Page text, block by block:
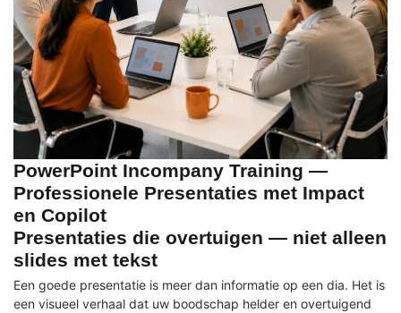
PowerPoint Incompany Training —
Professionele Presentaties met Impact
en Copilot
Presentaties die overtuigen — niet alleen
slides met tekst
Een goede presentatie is meer dan informatie op een dia. Het is
een visueel verhaal dat uw boodschap helder en overtuigend